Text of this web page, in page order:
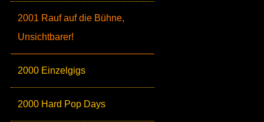
2001 Rauf auf die Bühne,
Unsichtbarer!
2000 Einzelgigs
2000 Hard Pop Days